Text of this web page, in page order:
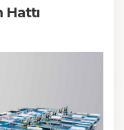
Hattı